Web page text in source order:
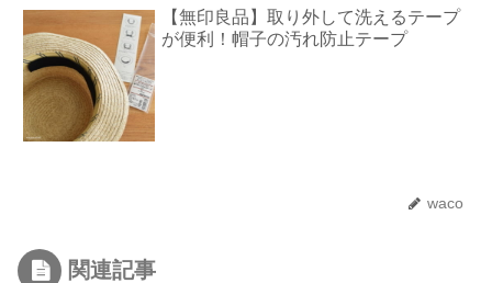
【無印良品】取り外して洗えるテープ
が便利！帽子の汚れ防止テープ
waco
関連記事